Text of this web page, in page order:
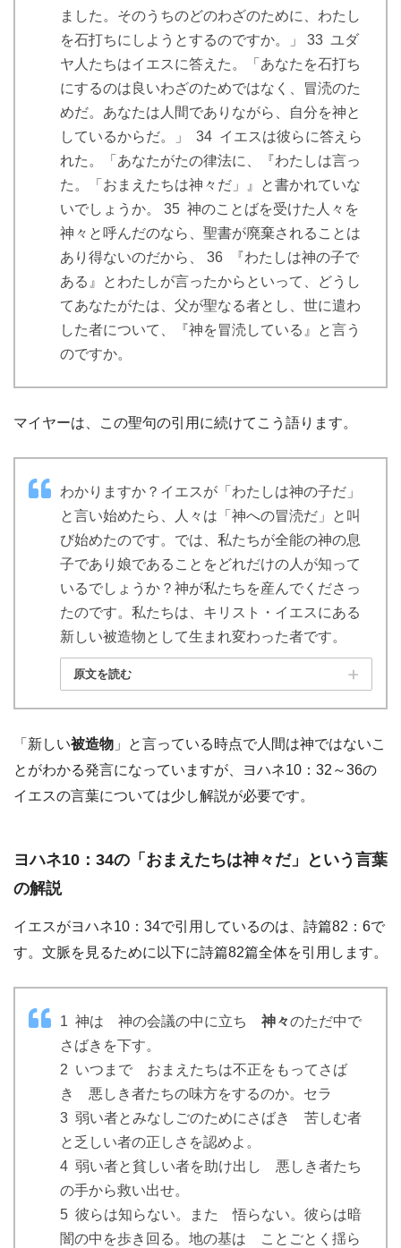
ました。そのうちのどのわざのために、わたし
を石打ちにしようとするのですか。」 33 ユダ
ヤ人たちはイエスに答えた。「あなたを石打ち
にするのは良いわざのためではなく、冒涜のた
めだ。あなたは人間でありながら、自分を神と
しているからだ。」 34 イエスは彼らに答えら
れた。「あなたがたの律法に、『わたしは言っ
た。「おまえたちは神々だ」』と書かれていな
いでしょうか。 35 神のことばを受けた人々を
神々と呼んだのなら、聖書が廃棄されることは
あり得ないのだから、 36 『わたしは神の子で
ある』とわたしが言ったからといって、どうし
てあなたがたは、父が聖なる者とし、世に遣わ
した者について、『神を冒涜している』と言う
のですか。
マイヤーは、この聖句の引用に続けてこう語ります。
わかりますか？イエスが「わたしは神の子だ」
と言い始めたら、人々は「神への冒涜だ」と叫
び始めたのです。では、私たちが全能の神の息
子であり娘であることをどれだけの人が知って
いるでしょうか？神が私たちを産んでくださっ
たのです。私たちは、キリスト・イエスにある
新しい被造物として生まれ変わった者です。
原文を読む
「新しい被造物 」と言っている時点で人間は神ではないこ
とがわかる発言になっていますが、ヨハネ10：32～36の
イエスの言葉については少し解説が必要です。
ヨハネ10：34の「おまえたちは神々だ」という言葉
の解説
イエスがヨハネ10：34で引用しているのは、詩篇82：6で
す。文脈を見るために以下に詩篇82篇全体を引用します。
1 神は 神の会議の中に立ち 神々のただ中で
さばきを下す。
2 いつまで おまえたちは不正をもってさば
き 悪しき者たちの味方をするのか。セラ
3 弱い者とみなしごのためにさばき 苦しむ者
と乏しい者の正しさを認めよ。
4 弱い者と貧しい者を助け出し 悪しき者たち
の手から救い出せ。
5 彼らは知らない。また 悟らない。彼らは暗
闇の中を歩き回る。地の基は ことごとく揺ら